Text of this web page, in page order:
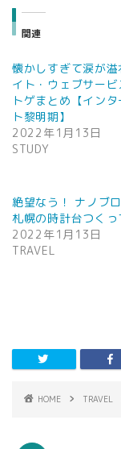
関連
懐かしすぎて涙が溢
イト・ウェブサービ
トゲまとめ【インタ
ト黎明期】
2022年1月13日
STUDY
絶望なう！ ナノブ
札幌の時計台つくっ
2022年1月13日
TRAVEL
HOME TRAVEL